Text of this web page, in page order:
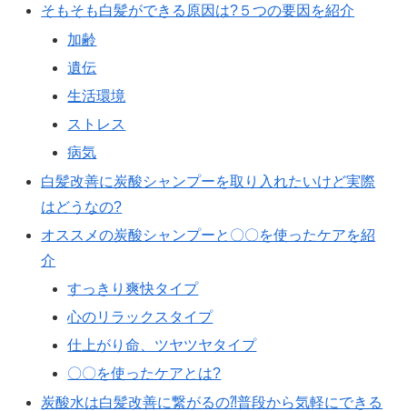
そもそも白髪ができる原因は?５つの要因を紹介
加齢
遺伝
生活環境
ストレス
病気
白髪改善に炭酸シャンプーを取り入れたいけど実際
はどうなの?
オススメの炭酸シャンプーと〇〇を使ったケアを紹
介
すっきり爽快タイプ
心のリラックスタイプ
仕上がり命、ツヤツヤタイプ
〇〇を使ったケアとは?
炭酸水は白髪改善に繋がるの⁈普段から気軽にできる